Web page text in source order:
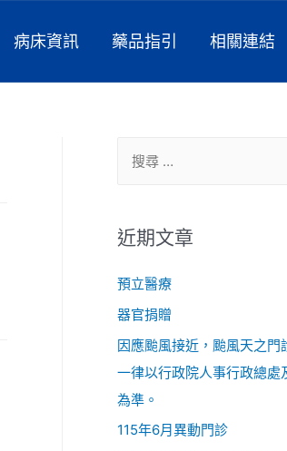
病床資訊 藥品指引 相關連結
近期文章
預立醫療
器官捐贈
因應颱風接近，颱風天之門
一律以行政院人事行政總處
為準。
115年6月異動門診